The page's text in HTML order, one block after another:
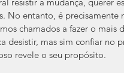
No entanto, é precisamente
chamados a fazer o mais
desistir, mas sim confiar no
revele o seu propósito.